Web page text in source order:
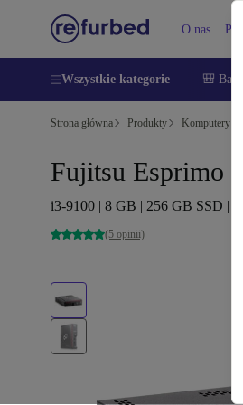
O nas
Wszystkie kategorie 🎒
Strona główna Produkty Komputery
Fujitsu Esprimo
i3-9100 | 8 GB | 256 GB SSD |
(5 opinii)